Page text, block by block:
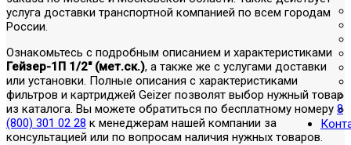
услуга доставки транспортной компанией по всем городам
России.
Ознакомьтесь с подробным описанием и характеристиками
Гейзер-1П 1/2" (мет.ск.), а также же с услугами доставки
или установки. Полные описания с характеристиками
фильтров и картриджей Geizer позволят выбор нужный товар
из каталога. Вы можете обратиться по бесплатному номеру 8
(800) 301 02 28 к менеджерам нашей компании за
консультацией или по вопросам наличия нужных товаров.